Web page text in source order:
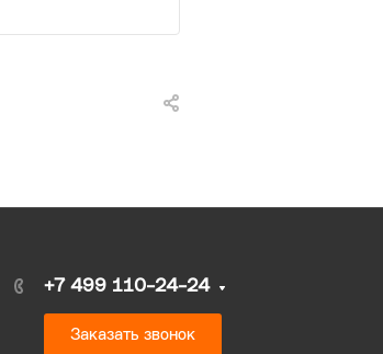
+7 499 110-24-24
Заказать звонок